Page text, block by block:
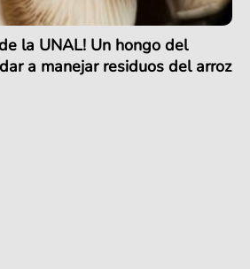
la UNAL! Un hongo del
a manejar residuos del arroz